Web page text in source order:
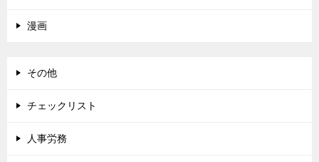
漫画
その他
チェックリスト
人事労務